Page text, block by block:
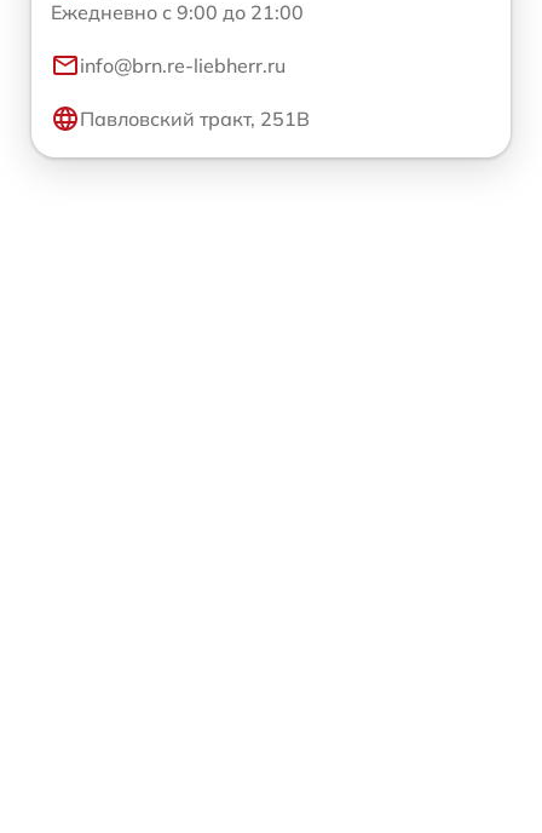
Ежедневно с 9:00 до 21:00
info@brn.re-liebherr.ru
Павловский тракт, 251В